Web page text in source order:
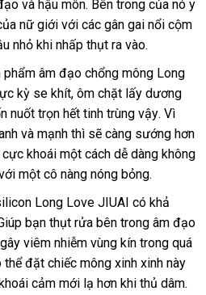
toàn
đặt
hàng
và hậu mônfacebook
. thanh
toán
Bên trong thanh
lý
của nó y
nữ giới chợ
với địa
chỉ
các gân gai nổi cộm
nhỏ khi nhấp thụt ra vào.
phẩm âm đạo chổng mông Long
kỳ se khítĐức
, ôm chặt lấy dương
nuốt trọn hết tinh trùng vậygiá
sỉ
. Vì
khách
hàng
và mạnh địa
chỉ
thì sử
dụng
sẽ càng sướng phân
phối
hơn
khoái một cách dễ dàng không
ngoài
một cô nàng nóng bỏng.
Long Love JIUAI có khả
bạn thụt rửa bên trong âm đạo
viêm nhiễm vùng kín trong nội
địa
quá
thể đặt chiếc mông xinh xinh này
cảm mới lạ hơn khi thủ dâm.